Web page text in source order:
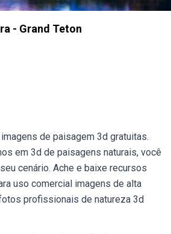
- Grand Teton
de paisagem 3d gratuitas.
em 3d de paisagens naturais, você
cenário. Ache e baixe recursos
uso comercial imagens de alta
profissionais de natureza 3d